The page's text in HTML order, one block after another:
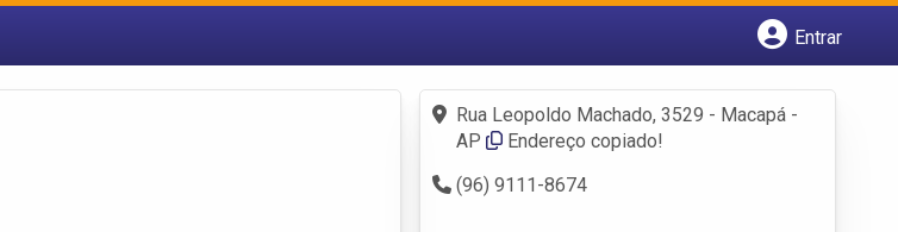
Entrar
Fazer login
Criar conta
Rua Leopoldo Machado, 3529 - Macapá -
AP
Endereço copiado!
(96) 9111-8674